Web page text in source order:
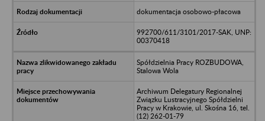
dokumentacja osobowo-płacowa
992700/611/3101/2017-SAK, UNP:
00370418
Spółdzielnia Pracy ROZBUDOWA,
Stalowa Wola
Archiwum Delegatury Regionalnej
Związku Lustracyjnego Spółdzielni
Pracy w Krakowie, ul. Skośna 16, tel.
(12) 262-01-79